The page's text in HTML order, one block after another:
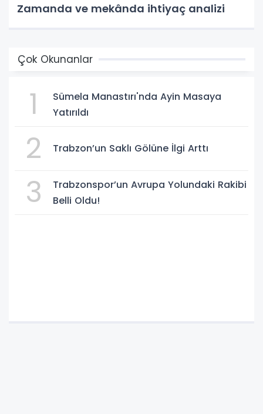
Zamanda ve mekânda ihtiyaç analizi
Çok Okunanlar
1
Sümela Manastırı'nda Ayin Masaya
Yatırıldı
2 Trabzon’un Saklı Gölüne İlgi Arttı
3
Trabzonspor’un Avrupa Yolundaki Rakibi
Belli Oldu!